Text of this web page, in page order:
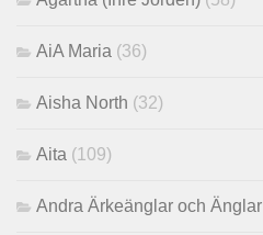
AiA Maria (36)
Aisha North (32)
Aita (109)
Andra Ärkeänglar och Änglar